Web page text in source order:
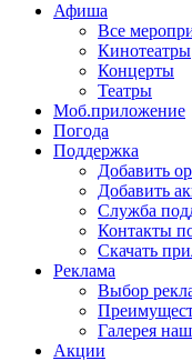
Афиша
Все
Кинотеатры
Концерты
Театры
Моб.приложение
Погода
Поддержка
Добавить
Добавить
Служба
Контакты
Скачать
Реклама
Выбор
Галерея
Акции